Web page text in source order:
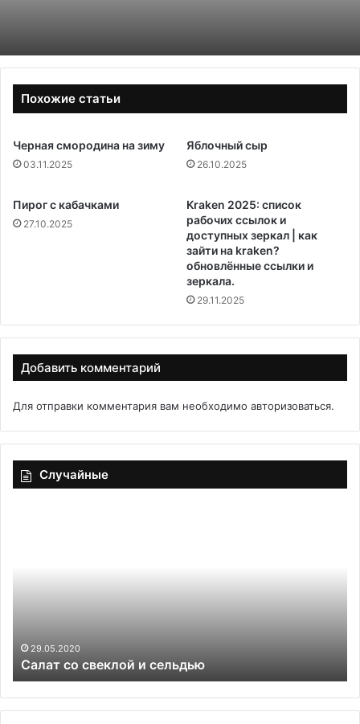
Похожие статьи
Черная смородина на зиму
03.11.2025
Яблочный сыр
26.10.2025
Пирог с кабачками
27.10.2025
Kraken 2025: список
рабочих ссылок и
доступных зеркал | как
зайти на kraken?
обновлённые ссылки и
зеркала.
29.11.2025
Добавить комментарий
Для отправки комментария вам необходимо авторизоваться.
Случайные
29.05.2020
Салат со свеклой и сельдью